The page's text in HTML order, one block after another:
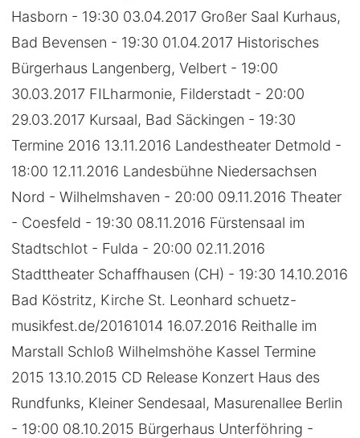
Hasborn - 19:30 03.04.2017 Großer Saal Kurhaus,
Bad Bevensen - 19:30 01.04.2017 Historisches
Bürgerhaus Langenberg, Velbert - 19:00
30.03.2017 FILharmonie, Filderstadt - 20:00
29.03.2017 Kursaal, Bad Säckingen - 19:30
Termine 2016 13.11.2016 Landestheater Detmold -
18:00 12.11.2016 Landesbühne Niedersachsen
Nord - Wilhelmshaven - 20:00 09.11.2016 Theater
- Coesfeld - 19:30 08.11.2016 Fürstensaal im
Stadtschlot - Fulda - 20:00 02.11.2016
Stadttheater Schaffhausen (CH) - 19:30 14.10.2016
Bad Köstritz, Kirche St. Leonhard schuetz-
musikfest.de/20161014 16.07.2016 Reithalle im
Marstall Schloß Wilhelmshöhe Kassel Termine
2015 13.10.2015 CD Release Konzert Haus des
Rundfunks, Kleiner Sendesaal, Masurenallee Berlin
- 19:00 08.10.2015 Bürgerhaus Unterföhring -